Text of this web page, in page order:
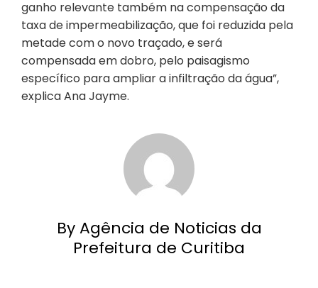
ganho relevante também na compensação da
taxa de impermeabilização, que foi reduzida pela
metade com o novo traçado, e será
compensada em dobro, pelo paisagismo
específico para ampliar a infiltração da água”,
explica Ana Jayme.
By Agência de Noticias da
Prefeitura de Curitiba